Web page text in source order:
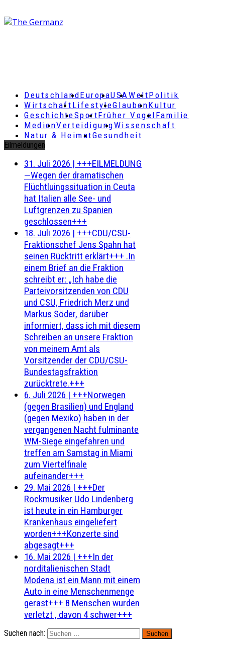
DeutschlandEuropaUSAWeltPolitik
Wirtschaft LifestyleGlaubenKultur
GeschichteSportFrüher Vogel Familie
MedienVerteidigungWissenschaft
Natur & HeimatGesundheit
Eilmeldungen
31. Juli 2026 | +++EILMELDUNG
—Wegen der dramatischen
Flüchtluingssituation in Ceuta
hat Italien alle See- und
Luftgrenzen zu Spanien
geschlossen+++
18. Juli 2026 | +++CDU/CSU-
Fraktionschef Jens Spahn hat
seinen Rücktritt erklärt+++ .In
einem Brief an die Fraktion
schreibt er: „Ich habe die
Parteivorsitzenden von CDU
und CSU, Friedrich Merz und
Markus Söder, darüber
informiert, dass ich mit diesem
Schreiben an unsere Fraktion
von meinem Amt als
Vorsitzender der CDU/CSU-
Bundestagsfraktion
zurücktrete.+++
6. Juli 2026 | +++Norwegen
(gegen Brasilien) und England
(gegen Mexiko) haben in der
vergangenen Nacht fulminante
WM-Siege eingefahren und
treffen am Samstag in Miami
zum Viertelfinale
aufeinander+++
29. Mai 2026 | +++Der
Rockmusiker Udo Lindenberg
ist heute in ein Hamburger
Krankenhaus eingeliefert
worden+++Konzerte sind
abgesagt+++
16. Mai 2026 | +++In der
norditalienischen Stadt
Modena ist ein Mann mit einem
Auto in eine Menschenmenge
gerast+++ 8 Menschen wurden
verletzt , davon 4 schwer+++
Suchen nach: